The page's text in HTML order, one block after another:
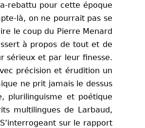
rebattu pour cette époque
là, on ne pourrait pas se
le coup du Pierre Menard
à propos de tout et de
sérieux et par leur finesse.
précision et érudition un
ne prit jamais le dessus
plurilinguisme et poétique
multilingues de Larbaud,
sur le rapport